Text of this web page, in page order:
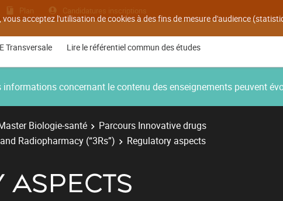
acceptez l'utilisation de cookies à des fins de mesure d'audience
Plan Candidatures inscriptions
Transversale Lire le référentiel commun des études
concernant le contenu des enseignements peuvent
Biologie-santé
Parcours Innovative drugs
Radiopharmacy (“3Rs”)
Regulatory aspects
ASPECTS